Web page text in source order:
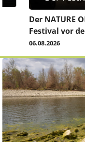
Der NATURE
Festival vor
06.08.2026